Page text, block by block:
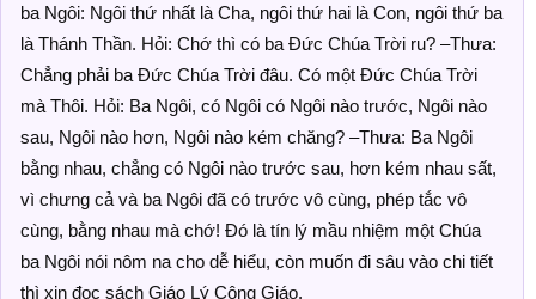
ba Ngôi: Ngôi thứ nhất là Cha, ngôi thứ hai là Con, ngôi thứ ba
là Thánh Thần. Hỏi: Chớ thì có ba Đức Chúa Trời ru? –Thưa:
Chẳng phải ba Đức Chúa Trời đâu. Có một Đức Chúa Trời
mà Thôi. Hỏi: Ba Ngôi, có Ngôi có Ngôi nào trước, Ngôi nào
sau, Ngôi nào hơn, Ngôi nào kém chăng? –Thưa: Ba Ngôi
bằng nhau, chẳng có Ngôi nào trước sau, hơn kém nhau sất,
vì chưng cả và ba Ngôi đã có trước vô cùng, phép tắc vô
cùng, bằng nhau mà chớ! Đó là tín lý mầu nhiệm một Chúa
ba Ngôi nói nôm na cho dễ hiểu, còn muốn đi sâu vào chi tiết
thì xin đọc sách Giáo Lý Công Giáo.